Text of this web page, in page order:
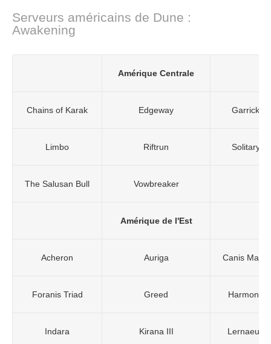
Serveurs américains de Dune :
Awakening
Amérique Centrale
Chains of Karak Edgeway Garrick
Limbo Riftrun Solitary
The Salusan Bull Vowbreaker
Amérique de l'Est
Acheron Auriga Canis Major
Foranis Triad Greed Harmony
Indara Kirana III Lernaeus